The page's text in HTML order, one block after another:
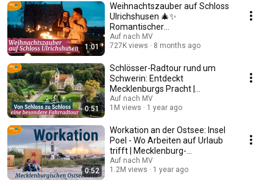
1:01
Weihnachtszauber auf Schloss
Ulrichshusen 🎄✨
Romantischer
Weihnachtsmarkt in
Mecklenburg-Vorpommern
Auf nach MV
727K views
8 months ago
0:51
Schlösser-Radtour rund um
Schwerin: Entdeckt
Mecklenburgs Pracht |
Mecklenburg-Vorpommern
Auf nach MV
1M views
1 year ago
0:52
Workation an der Ostsee: Insel
Poel - Wo Arbeiten auf Urlaub
trifft | Mecklenburg-
Vorpommern
Auf nach MV
1.2M views
1 year ago